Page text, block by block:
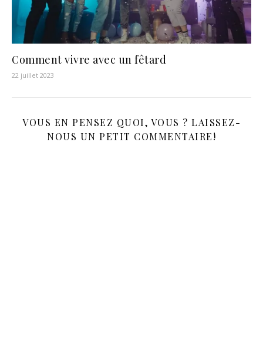
Comment vivre avec un fêtard
22 juillet 2023
VOUS EN PENSEZ QUOI, VOUS ? LAISSEZ-
NOUS UN PETIT COMMENTAIRE!